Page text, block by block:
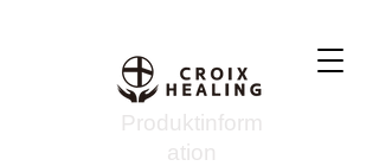
Produktinform
ation